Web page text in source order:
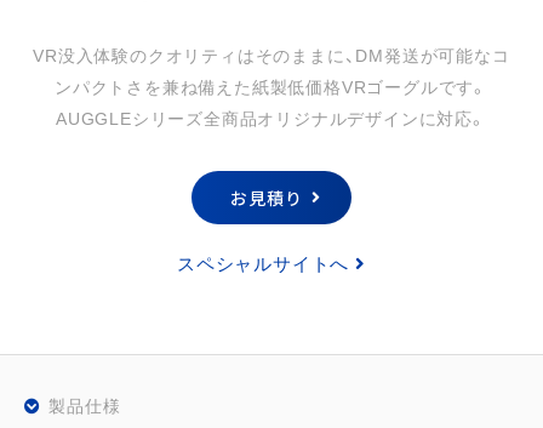
VR没入体験のクオリティはそのままに、DM発送が可能なコ
ンパクトさを兼ね備えた紙製低価格VRゴーグルです。
AUGGLEシリーズ全商品オリジナルデザインに対応。
お見積り
スペシャルサイトへ
製品仕様